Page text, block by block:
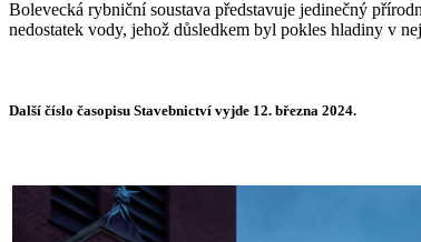
Bolevecká rybniční soustava představuje jedinečný
nedostatek vody, jehož důsledkem byl pokles hladiny v
Další číslo časopisu Stavebnictví vyjde 12. března 2024.